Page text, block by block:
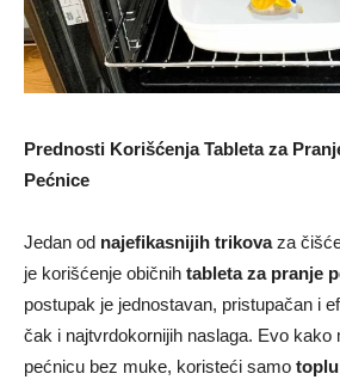
Prednosti Korišćenja Tableta za
Pećnice
Jedan od najefikasnijih trikovaza
je korišćenje običnih tableta za pranje
postupak je jednostavan, pristupačan i
čak i najtvrdokornijih naslaga. Evo kako
pećnicu bez muke, koristeći samo